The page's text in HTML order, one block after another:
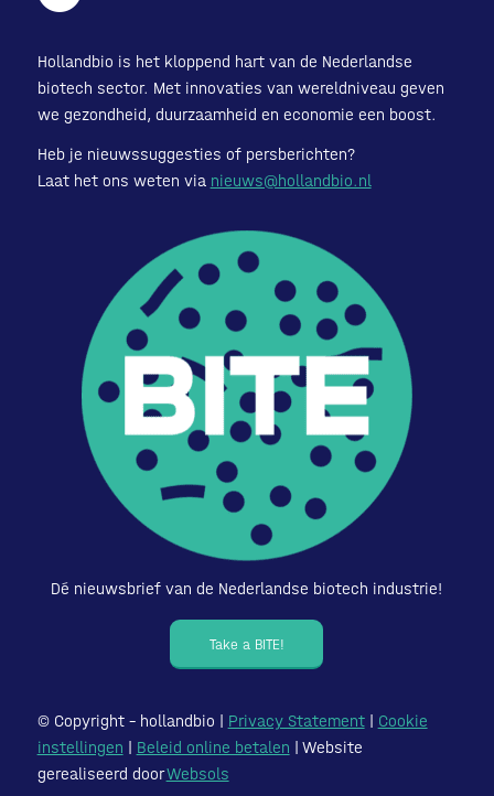
Hollandbio is het kloppend hart van de Nederlandse
biotech sector. Met innovaties van wereldniveau geven
we gezondheid, duurzaamheid en economie een boost.
Heb je nieuwssuggesties of persberichten?
Laat het ons weten via nieuws@hollandbio.nl
Dé nieuwsbrief van de Nederlandse biotech industrie!
Take a BITE!
© Copyright – hollandbio | Privacy Statement| Cookie
instellingen
Beleid online betalen | Website
gerealiseerd doorWebsols